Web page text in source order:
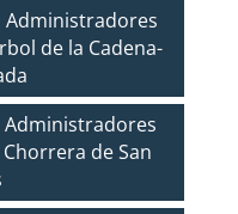
Administradores
de la Cadena-
Administradores
de San